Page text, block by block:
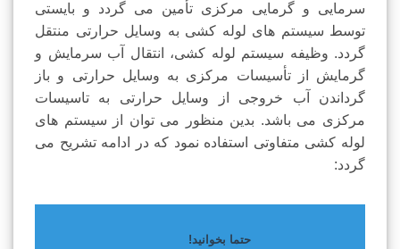
سرمایی و گرمایی مرکزی تأمین می گردد و بایستی
توسط سیستم های لوله کشی به وسایل حرارتی منتقل
گردد. وظیفه سیستم لوله کشی، انتقال آب سرمایش و
گرمایش از تأسیسات مرکزی به وسایل حرارتی و باز
گرداندن آب خروجی از وسایل حرارتی به تاسیسات
مرکزی می باشد. بدین منظور می توان از سیستم های
لوله کشی متفاوتی استفاده نمود که در ادامه تشریح می
گردد:
حتما بخوانید!